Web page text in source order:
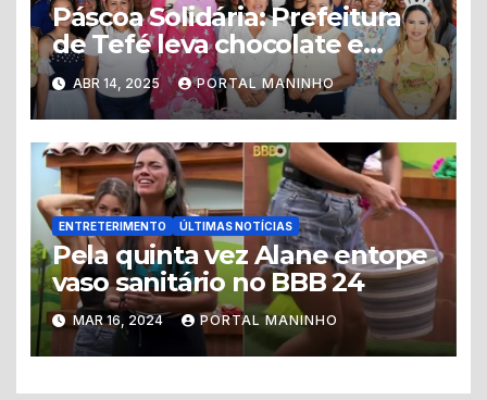
Páscoa Solidária: Prefeitura
de Tefé leva chocolate e
afeto a crianças em ação
social com apoio da Primeira-
Dama Kelly Barbosa
ABR 14, 2025 PORTAL MANINHO
ENTRETERIMENTO ÚLTIMAS NOTÍCIAS
Pela quinta vez Alane entope
vaso sanitário no BBB 24
MAR 16, 2024 PORTAL MANINHO